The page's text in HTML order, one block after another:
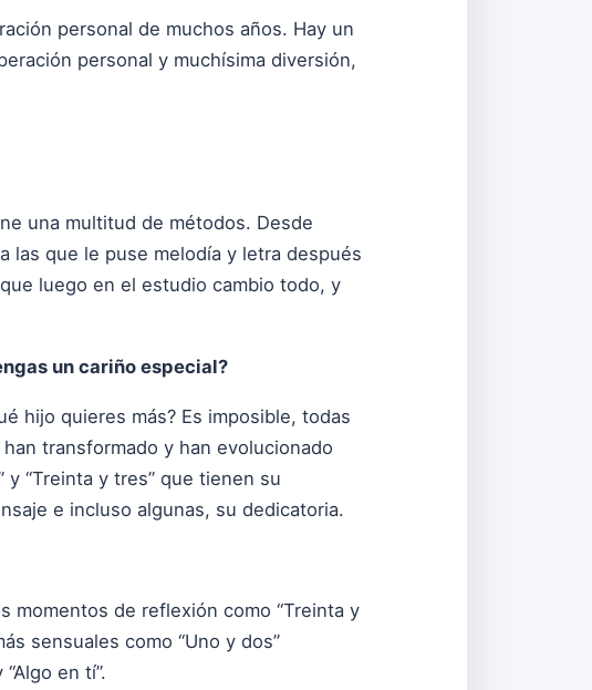
personal de muchos años. Hay un
personal y muchísima diversión,
una multitud de métodos. Desde
las que le puse melodía y letra después
luego en el estudio cambio todo, y
un cariño especial?
hijo quieres más? Es imposible, todas
transformado y han evolucionado
y “Treinta y tres” que tienen su
e incluso algunas, su dedicatoria.
momentos de reflexión como “Treinta y
sensuales como “Uno y dos”
en tí”.